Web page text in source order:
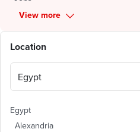
View more
Location
Egypt
Alexandria